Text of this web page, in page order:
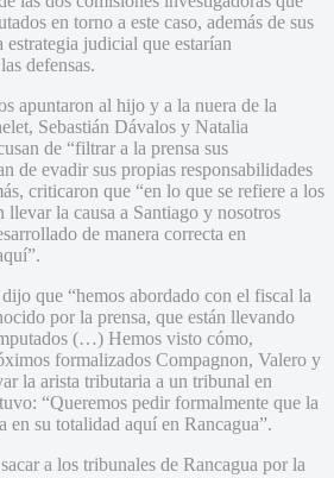
en torno a este caso, además de sus
estrategia judicial que estarían
defensas.
apuntaron al hijo y a la nuera de la
Sebastián Dávalos y Natalia
de “filtrar a la prensa sus
de evadir sus propias responsabilidades
criticaron que “en lo que se refiere a los
la causa a Santiago y nosotros
de manera correcta en
que “hemos abordado con el fiscal la
por la prensa, que están llevando
(…) Hemos visto cómo,
formalizados Compagnon, Valero y
la arista tributaria a un tribunal en
“Queremos pedir formalmente que la
en su totalidad aquí en Rancagua”.
a los tribunales de Rancagua por la